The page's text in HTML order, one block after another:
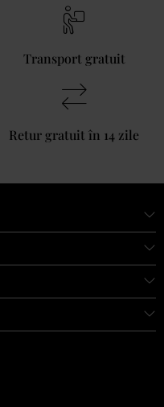
Transport gratuit
Retur gratuit în 14 zile